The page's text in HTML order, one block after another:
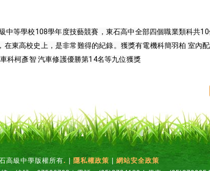
中等學校108學年度技藝競賽，東石高中全部四個職業類科共
在東高校史上，是非常難得的紀錄。獲獎有電機科簡羽柏 室內
科柯彥智 汽車修護優勝第14名等九位獲獎
高級中學版權所有. | 隱私權政策
網站安全政策